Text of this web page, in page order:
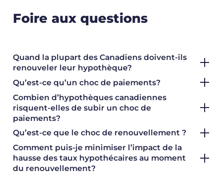
Foire aux questions
Quand la plupart des Canadiens doivent-ils
renouveler leur hypothèque?
Qu’est-ce qu’un choc de paiements?
Combien d’hypothèques canadiennes
risquent-elles de subir un choc de
paiements?
Qu’est-ce que le choc de renouvellement ?
Comment puis-je minimiser l’impact de la
hausse des taux hypothécaires au moment
du renouvellement?